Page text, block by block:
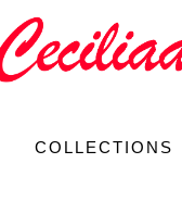
COLLECTIONS